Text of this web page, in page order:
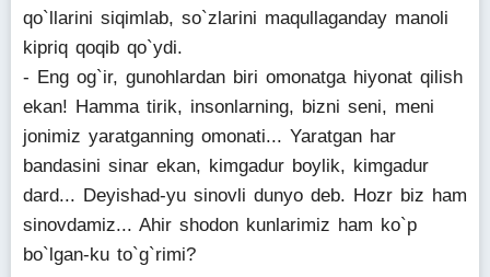
qo`llarini siqimlab, so`zlarini maqullaganday manoli
kipriq qoqib qo`ydi.
- Eng og`ir, gunohlardan biri omonatga hiyonat qilish
ekan! Hamma tirik, insonlarning, bizni seni, meni
jonimiz yaratganning omonati... Yaratgan har
bandasini sinar ekan, kimgadur boylik, kimgadur
dard... Deyishad-yu sinovli dunyo deb. Hozr biz ham
sinovdamiz... Ahir shodon kunlarimiz ham ko`p
bo`lgan-ku to`g`rimi?